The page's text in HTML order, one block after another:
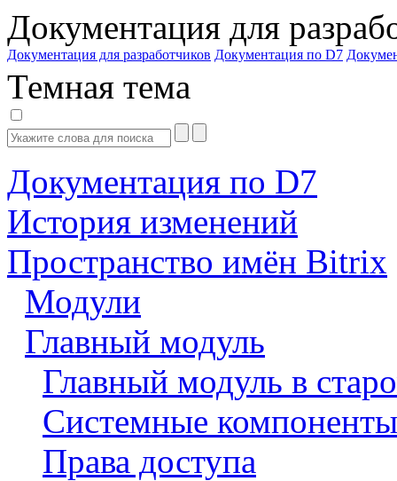
Документация для
Документация для разработчиков Документация по D7
Темная тема
Документация по D7
История изменений
Пространство имён Bitrix
Модули
Главный модуль
Главный модуль в
Системные компоненты
Права доступа